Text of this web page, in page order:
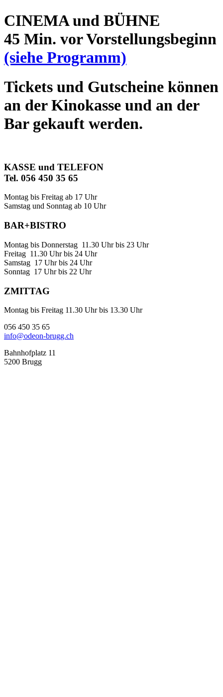
CINEMA und BÜHNE
45 Min. vor Vorstellungsbeginn
(siehe Programm)
Tickets und Gutscheine können
an der Kinokasse und an der
Bar gekauft werden.
KASSE und TELEFON
Tel. 056 450 35 65
Montag bis Freitag ab 17 Uhr
Samstag und Sonntag ab 10 Uhr
BAR+BISTRO
Montag bis Donnerstag 11.30 Uhr bis 23 Uhr
Freitag 11.30 Uhr bis 24 Uhr
Samstag 17 Uhr bis 24 Uhr
Sonntag 17 Uhr bis 22 Uhr
ZMITTAG
Montag bis Freitag 11.30 Uhr bis 13.30 Uhr
056 450 35 65
info@odeon-brugg.ch
Bahnhofplatz 11
5200 Brugg